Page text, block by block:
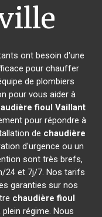
ont besoin d'une
pour chauffer
de plombiers
pour vous aider à
fioul Vaillant
pour répondre à
de chaudière
d'urgence ou un
sont très brefs,
24 et 7j/7. Nos tarifs
garanties sur nos
chaudière fioul
régime. Nous